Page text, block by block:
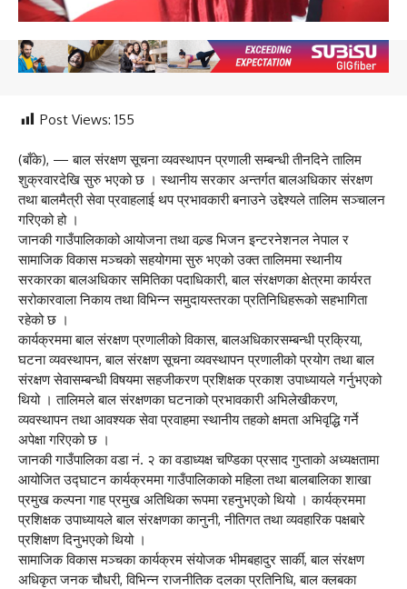
Post Views: 155
(बाँके), — बाल संरक्षण सूचना व्यवस्थापन प्रणाली सम्बन्धी तीनदिने तालिम
शुक्रवारदेखि सुरु भएको छ । स्थानीय सरकार अन्तर्गत बालअधिकार संरक्षण
तथा बालमैत्री सेवा प्रवाहलाई थप प्रभावकारी बनाउने उद्देश्यले तालिम सञ्चालन
गरिएको हो ।
जानकी गाउँपालिकाको आयोजना तथा वल्र्ड भिजन इन्टरनेशनल नेपाल र
सामाजिक विकास मञ्चको सहयोगमा सुरु भएको उक्त तालिममा स्थानीय
सरकारका बालअधिकार समितिका पदाधिकारी, बाल संरक्षणका क्षेत्रमा कार्यरत
सरोकारवाला निकाय तथा विभिन्न समुदायस्तरका प्रतिनिधिहरूको सहभागिता
रहेको छ ।
कार्यक्रममा बाल संरक्षण प्रणालीको विकास, बालअधिकारसम्बन्धी प्रक्रिया,
घटना व्यवस्थापन, बाल संरक्षण सूचना व्यवस्थापन प्रणालीको प्रयोग तथा बाल
संरक्षण सेवासम्बन्धी विषयमा सहजीकरण प्रशिक्षक प्रकाश उपाध्यायले गर्नुभएको
थियो । तालिमले बाल संरक्षणका घटनाको प्रभावकारी अभिलेखीकरण,
व्यवस्थापन तथा आवश्यक सेवा प्रवाहमा स्थानीय तहको क्षमता अभिवृद्धि गर्ने
अपेक्षा गरिएको छ ।
जानकी गाउँपालिका वडा नं. २ का वडाध्यक्ष चण्डिका प्रसाद गुप्ताको अध्यक्षतामा
आयोजित उद्घाटन कार्यक्रममा गाउँपालिकाको महिला तथा बालबालिका शाखा
प्रमुख कल्पना गाह प्रमुख अतिथिका रूपमा रहनुभएको थियो । कार्यक्रममा
प्रशिक्षक उपाध्यायले बाल संरक्षणका कानुनी, नीतिगत तथा व्यवहारिक पक्षबारे
प्रशिक्षण दिनुभएको थियो ।
सामाजिक विकास मञ्चका कार्यक्रम संयोजक भीमबहादुर सार्की, बाल संरक्षण
अधिकृत जनक चौधरी, विभिन्न राजनीतिक दलका प्रतिनिधि, बाल क्लबका